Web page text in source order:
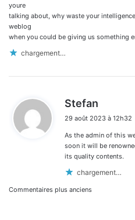
youre
talking about, why waste your
weblog
when you could be giving us something
chargement…
Stefan
t
29 août 2023 à 12h32
As the admin of this
soon it will be
its quality contents.
chargement…
Navigation
Commentaires plus anciens